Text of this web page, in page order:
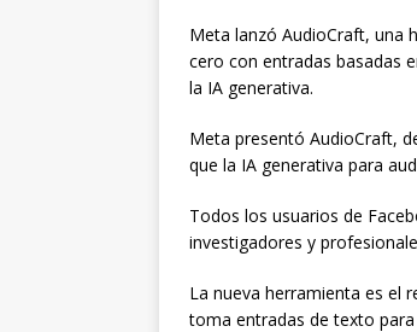
Meta lanzó AudioCraft, una
cero con entradas basadas
la IA generativa.
Meta presentó AudioCraft,
que la IA generativa para
Todos los usuarios de
investigadores y
La nueva herramienta es el
toma entradas de texto